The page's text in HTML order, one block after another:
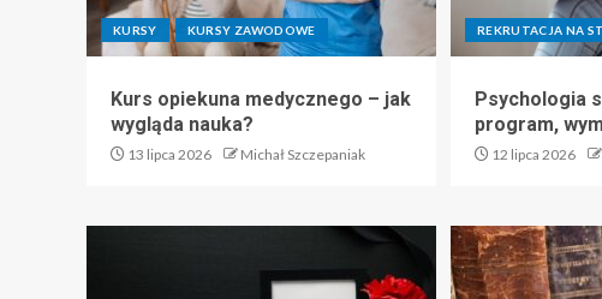
KURSY KURSY ZAWODOWE
Kurs opiekuna medycznego – jak
wygląda nauka?
13 lipca 2026 Michał Szczepaniak
REKRUTACJA NA
Psychologia
program,
12 lipca 2026